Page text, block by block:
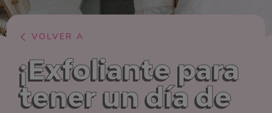
VOLVER A
¡Exfoliante para
tener un día de